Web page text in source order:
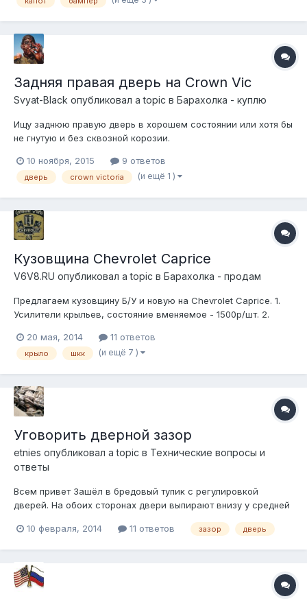
от сост, есть капот за 1000р, а есть за 8000р, бампера от
Задняя правая дверь на Crown Vic
Svyat-Black опубликовал a topic в Барахолка - куплю
Ищу заднюю правую дверь в хорошем состоянии или хотя бы
не гнутую и без сквозной корозии.
10 ноября, 2015 9 ответов
дверь crown victoria (и ещё 1 )
Кузовщина Chevrolet Caprice
V6V8.RU опубликовал a topic в Барахолка - продам
Предлагаем кузовщину Б/У и новую на Chevrolet Caprice. 1.
Усилители крыльев, состояние вменяемое - 1500р/шт. 2.
гнилые. Голая дверь - 1500р. С молдингами 2000р. С
внутрянкой и молдингами 3500р. Целиком в сборе со
20 мая, 2014 11 ответов
крыло шкк (и ещё 7 )
Уговорить дверной зазор
etnies опубликовал a topic в Технические вопросы и
ответы
Всем привет Зашёл в бредовый тупик с регулировкой
дверей. На обоих сторонах двери выпирают внизу у средней
параллельны порогу, как должно быть. Все двери снимались,
10 февраля, 2014 11 ответов зазор дверь